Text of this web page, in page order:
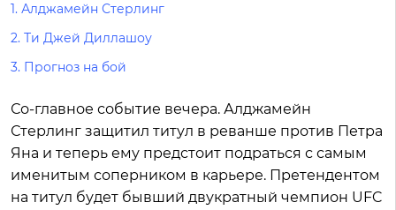
1. Алджамейн Стерлинг
2. Ти Джей Диллашоу
3. Прогноз на бой
Со-главное событие вечера. Алджамейн
Стерлинг защитил титул в реванше против Петра
Яна и теперь ему предстоит подраться с самым
именитым соперником в карьере. Претендентом
на титул будет бывший двукратный чемпион UFC